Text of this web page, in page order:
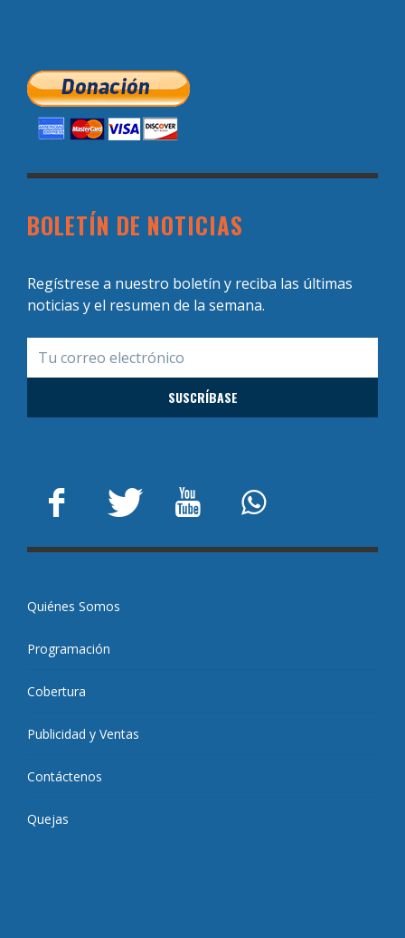
BOLETÍN DE NOTICIAS
Regístrese a nuestro boletín y reciba las últimas
noticias y el resumen de la semana.
Quiénes Somos
Programación
Cobertura
Publicidad y Ventas
Contáctenos
Quejas